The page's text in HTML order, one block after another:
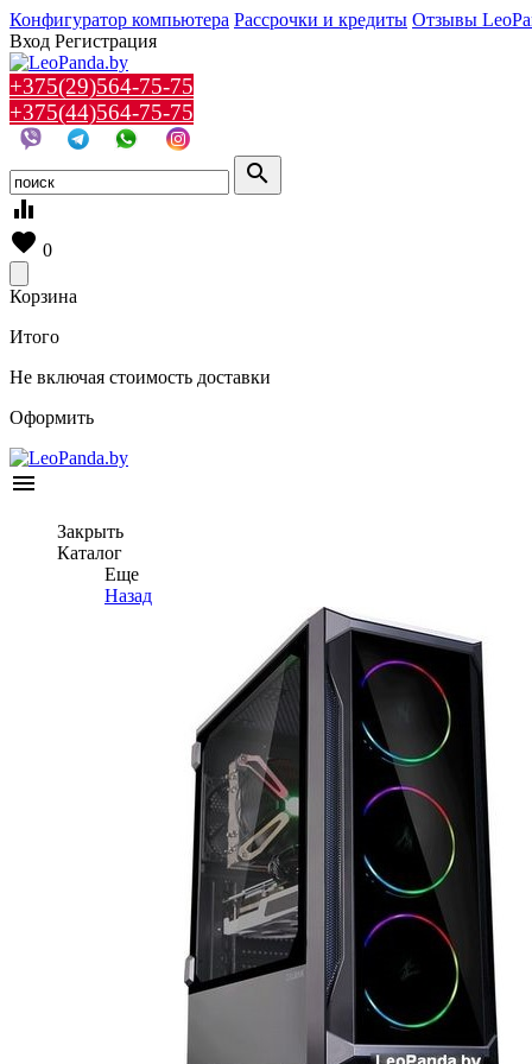
Конфигуратор компьютера Рассрочки и кредиты Отзывы
Вход Регистрация
+375(29)564-75-75
+375(44)564-75-75
search
equalizer
favorite 0
Корзина
Итого
Не включая стоимость доставки
Оформить
menu
Закрыть
Каталог
Еще
Назад